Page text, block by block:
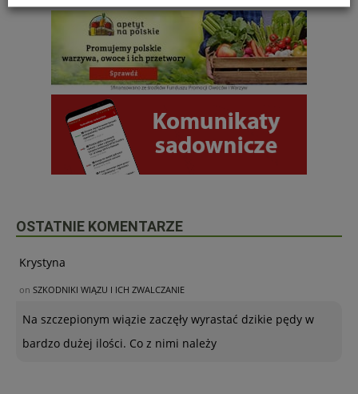
OSTATNIE KOMENTARZE
Krystyna
on SZKODNIKI WIĄZU I ICH ZWALCZANIE
Na szczepionym wiązie zaczęły wyrastać dzikie pędy w
bardzo dużej ilości. Co z nimi należy